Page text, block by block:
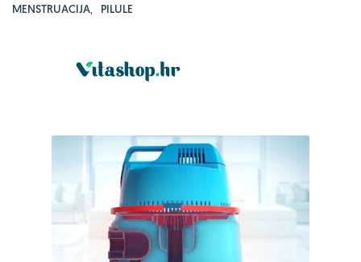
MENSTRUACIJA, PILULE